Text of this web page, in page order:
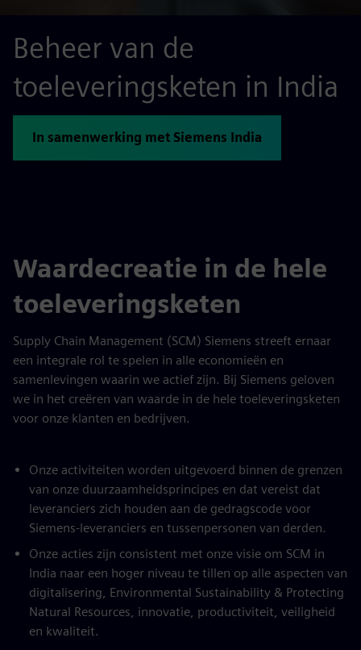
Beheer van de
toeleveringsketen in India
In samenwerking met Siemens India
Waardecreatie in de hele
toeleveringsketen
Supply Chain Management (SCM) Siemens streeft ernaar
een integrale rol te spelen in alle economieën en
samenlevingen waarin we actief zijn. Bij Siemens geloven
we in het creëren van waarde in de hele toeleveringsketen
voor onze klanten en bedrijven.
Onze activiteiten worden uitgevoerd binnen de grenzen
van onze duurzaamheidsprincipes en dat vereist dat
leveranciers zich houden aan de gedragscode voor
Siemens-leveranciers en tussenpersonen van derden.
Onze acties zijn consistent met onze visie om SCM in
India naar een hoger niveau te tillen op alle aspecten van
digitalisering, Environmental Sustainability & Protecting
Natural Resources, innovatie, productiviteit, veiligheid
en kwaliteit.